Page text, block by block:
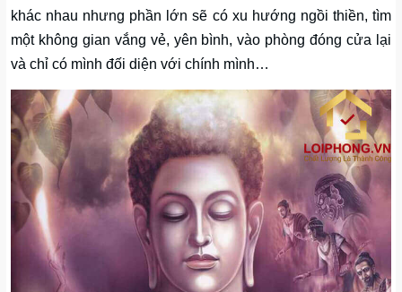
khác nhau nhưng phần lớn sẽ có xu hướng ngồi thiền, tìm
một không gian vắng vẻ, yên bình, vào phòng đóng cửa lại
và chỉ có mình đối diện với chính mình…